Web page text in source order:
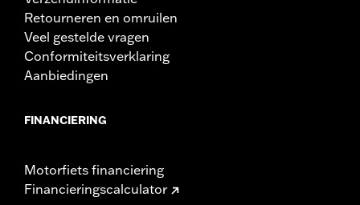
Retourneren en omruilen
Veel gestelde vragen
Conformiteitsverklaring
Aanbiedingen
FINANCIERING
Motorfiets financiering
Financieringscalculator